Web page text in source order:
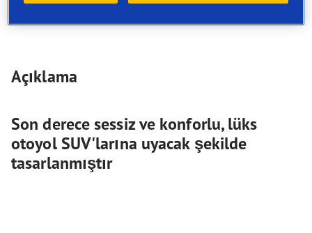
Açıklama
Son derece sessiz ve konforlu, lüks
otoyol SUV'larına uyacak şekilde
tasarlanmıştır